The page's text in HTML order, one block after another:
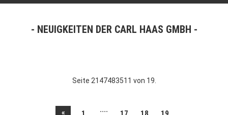
NEUIGKEITEN DER CARL HAAS GMBH
Seite 2147483511 von 19.
« ....